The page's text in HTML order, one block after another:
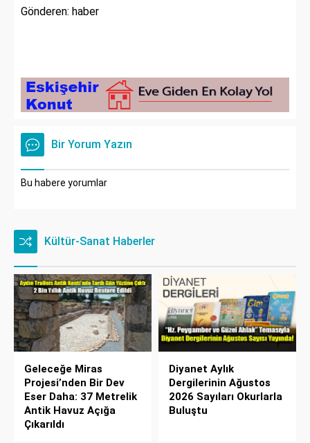
Gönderen: haber
Bir Yorum Yazın
Bu habere yorumlar
Kültür-Sanat Haberler
Geleceğe Miras
Projesi’nden Bir Dev
Eser Daha: 37 Metrelik
Antik Havuz Açığa
Çıkarıldı
Diyanet Aylık
Dergilerinin Ağustos
2026 Sayıları Okurlarla
Buluştu